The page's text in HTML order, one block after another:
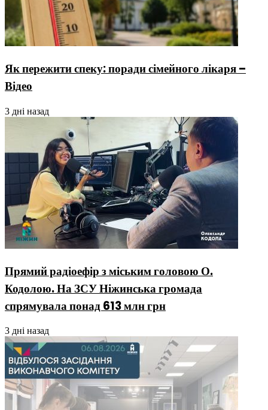
Як пережити спеку: поради сімейного лікаря –
Відео
3 дні назад
Прямий радіоефір з міським головою О.
Кодолою. На ЗСУ Ніжинська громада
спрямувала понад 613 млн грн
3 дні назад